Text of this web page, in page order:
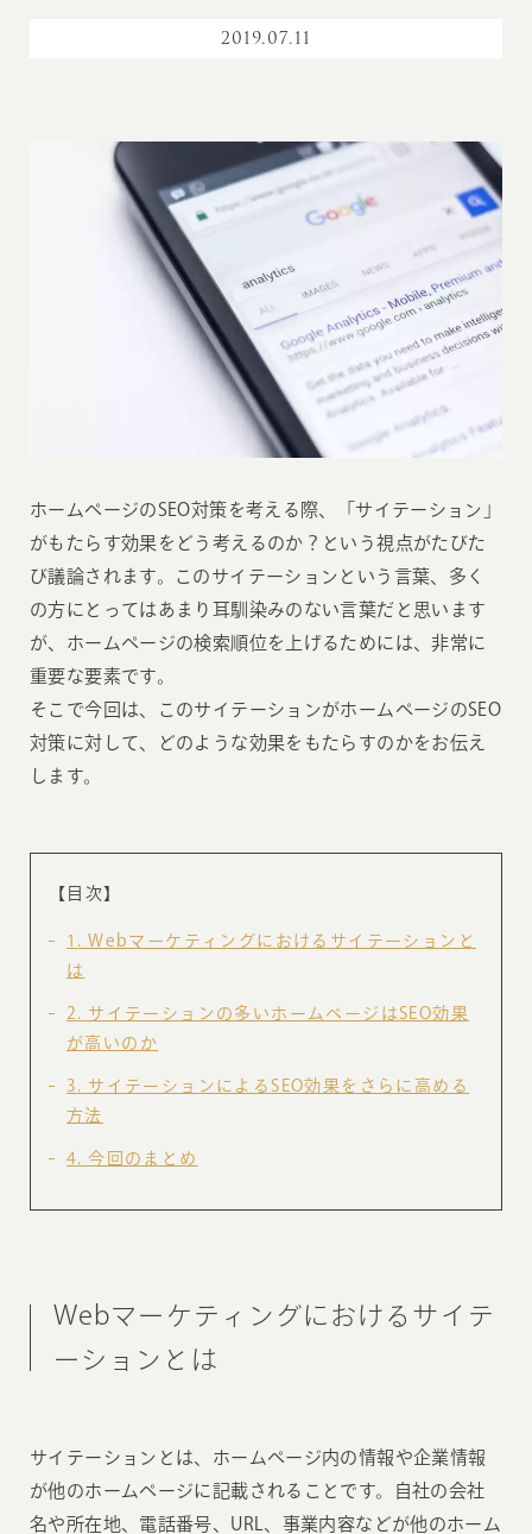
2019.07.11
ホームページのSEO対策を考える際、「サイテーション」
がもたらす効果をどう考えるのか？という視点がたびた
び議論されます。このサイテーションという言葉、多く
の方にとってはあまり耳馴染みのない言葉だと思います
が、ホームページの検索順位を上げるためには、非常に
重要な要素です。
そこで今回は、このサイテーションがホームページのSEO
対策に対して、どのような効果をもたらすのかをお伝え
します。
【目次】
1
Webマーケティングにおけるサイテーションと
は
2
サイテーションの多いホームページはSEO効果
が高いのか
3
サイテーションによるSEO効果をさらに高める
方法
4 今回のまとめ
Webマーケティングにおけるサイテ
ーションとは
サイテーションとは、ホームページ内の情報や企業情報
が他のホームページに記載されることです。自社の会社
名や所在地、電話番号、URL、事業内容などが他のホーム